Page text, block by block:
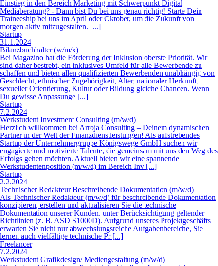
sind daher bestrebt, ein inklusives Umfeld für alle Bewerbende zu
schaffen und bieten allen qualifizierten Bewerbenden unabhängig von
Geschlecht, ethnischer Zugehörigkeit, Alter, nationaler Herkunft,
sexueller Orientierung, Kultur oder Bildung gleiche Chancen. Wenn
Du gewisse Anpassunge [...]
Startup
7.2.2024
Werkstudent Investment Consulting (m/w/d)
Herzlich willkommen bei Arroja Consulting – Deinem dynamischen
Partner in der Welt der Finanzdienstleistungen! Als aufstrebendes
Startup der Unternehmergruppe Königswege GmbH suchen wir
engagierte und motivierte Talente, die gemeinsam mit uns den Weg des
Erfolgs gehen möchten. Aktuell bieten wir eine spannende
Werkstudentenposition (m/w/d) im Bereich Inv [...]
Startup
2.2.2024
Technischer Redakteur Beschreibende Dokumentation (m/w/d)
Als Technischer Redakteur (m/w/d) für beschreibende Dokumentation
konzipieren, erstellen und aktualisieren Sie die technische
Dokumentation unserer Kunden, unter Berücksichtigung geltender
Richtlinien (z. B. ASD S1000D). Aufgrund unseres Projektgeschäfts
erwarten Sie nicht nur abwechslungsreiche Aufgabenbereiche, Sie
lernen auch vielfältige technische Pr [...]
Freelancer
7.2.2024
Werkstudent Grafikdesign/ Mediengestaltung (m/w/d)
Die Automobilbranche befindet sich aktuell vor fundamentalen
Herausforderungen. Wir haben es uns zur Mission gemacht alle
beteiligten Unternehmen der Branche beim nachhaltigen und
zukunftsfähigen Wandel entscheidend zu unterstützen. Dafür bringen
wir einzigartige Mehrwerte aus Digitalisierung und Technologie,
Marktverständnis und namhaften Partnerschafte [...]
Online Magazin
Business